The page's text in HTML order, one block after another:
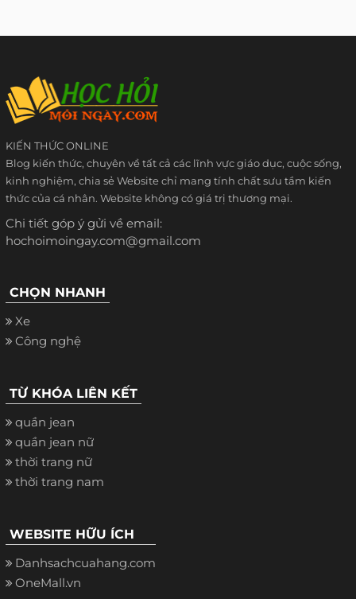
KIẾN THỨC ONLINE
Blog kiến thức, chuyên về tất cả các lĩnh vực giáo dục, cuộc sống,
kinh nghiệm, chia sẻ Website chỉ mang tính chất sưu tầm kiến
thức của cá nhân. Website không có giá trị thương mại.
Chi tiết góp ý gửi về email:
hochoimoingay.com@gmail.com
CHỌN NHANH
Xe
Công nghệ
TỪ KHÓA LIÊN KẾT
quần jean
quần jean nữ
thời trang nữ
thời trang nam
WEBSITE HỮU ÍCH
Danhsachcuahang.com
OneMall.vn